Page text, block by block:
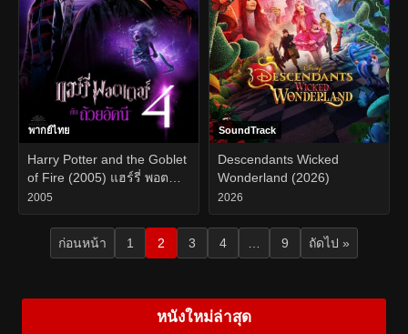
พากย์ไทย
Harry Potter and the Goblet
of Fire (2005) แฮร์รี่ พอต
เตอร์ กับ ถ้วยอัคนี
2005
SoundTrack
Descendants Wicked
Wonderland (2026)
2026
ก่อนหน้า 1 2 3 4 9 ถัดไป »
หนังใหม่ล่าสุด